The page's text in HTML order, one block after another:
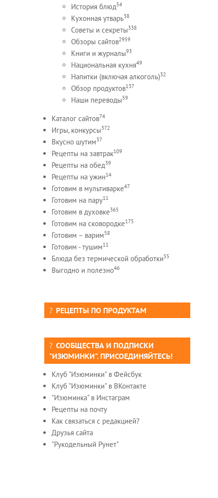
История блюд54
Кухонная утварь38
Советы и секреты338
Обзоры сайтов2959
Книги и журналы93
Национальная кухня49
Напитки (включая алкоголь)32
Обзор продуктов137
Наши переводы59
Каталог сайтов74
Игры, конкурсы372
Вкусно шутим37
Рецепты на завтрак109
Рецепты на обед39
Рецепты на ужин14
Готовим в мультиварке47
Готовим на пару11
Готовим в духовке365
Готовим на сковородке175
Готовим – варим58
Готовим - тушим11
Блюда без термической обработки55
Выгодно и полезно46
РЕЦЕПТЫ ПО ПРОДУКТАМ
СООБЩЕСТВА И ПОДПИСКИ
"ИЗЮМИНКИ". ПРИСОЕДИНЯЙТЕСЬ!
Клуб "Изюминки" в Фейсбук
Клуб "Изюминки" в ВКонтакте
"Изюминка" в Инстаграм
Рецепты на почту
Как связаться с редакцией?
Друзья сайта
"Рукодельный Рунет"